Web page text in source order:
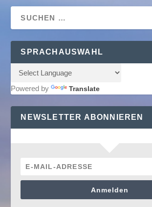
SPRACHAUSWAHL
Powered by Translate
NEWSLETTER ABONNIEREN
Anmelden